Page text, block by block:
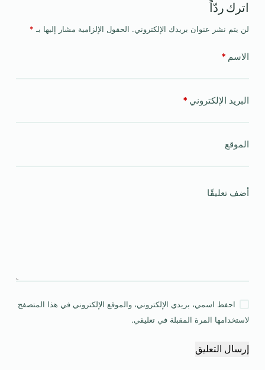
اترك ردّاً
لن يتم نشر عنوان بريدك الإلكتروني. الحقول الإلزامية مشار إليها بـ *
الاسم *
البريد الإلكتروني *
الموقع
أضف تعليقًا
احفظ اسمي، بريدي الإلكتروني، والموقع الإلكتروني في هذا المتصفح
لاستخدامها المرة المقبلة في تعليقي.
إرسال التعليق